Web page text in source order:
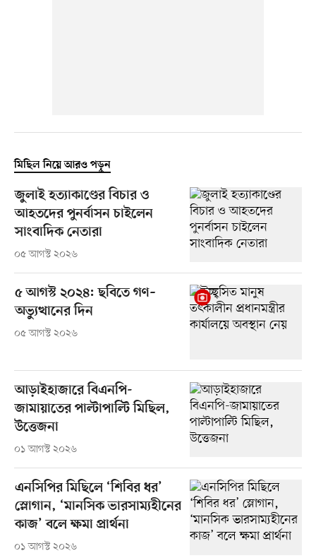
মিছিল নিয়ে আরও পড়ুন
জুলাই হত্যাকাণ্ডের বিচার ও
আহতদের পুনর্বাসন চাইলেন
সাংবাদিক নেতারা
০৫ আগস্ট ২০২৬
৫ আগস্ট ২০২৪: ছবিতে গণ–
অভ্যুত্থানের দিন
০৫ আগস্ট ২০২৬
আড়াইহাজারে বিএনপি-
জামায়াতের পাল্টাপাল্টি মিছিল,
উত্তেজনা
০১ আগস্ট ২০২৬
এনসিপির মিছিলে ‘শিবির ধর’
স্লোগান, ‘মানসিক ভারসাম্যহীনের
কাজ’ বলে ক্ষমা প্রার্থনা
০১ আগস্ট ২০২৬